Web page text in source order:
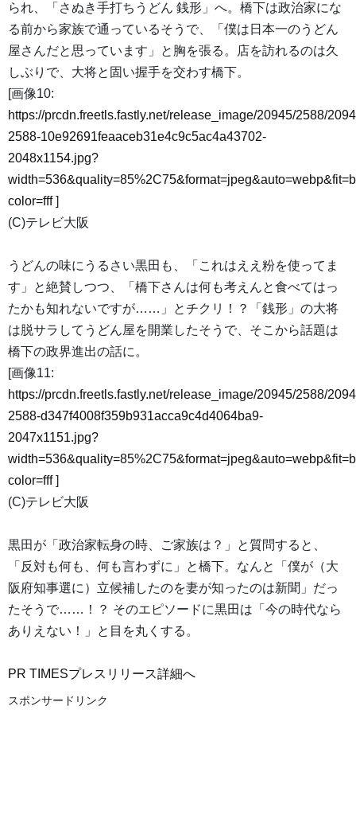
られ、「さぬき手打ちうどん 銭形」へ。橋下は政治家にな
る前から家族で通っているそうで、「僕は日本一のうどん
屋さんだと思っています」と胸を張る。店を訪れるのは久
しぶりで、大将と固い握手を交わす橋下。
[画像10:
https://prcdn.freetls.fastly.net/release_image/20945/2588/
2588-10e92691feaaceb31e4c9c5ac4a43702-
2048x1154.jpg?
color=fff]
(C)テレビ大阪
うどんの味にうるさい黒田も、「これはええ粉を使ってま
す」と絶賛しつつ、「橋下さんは何も考えんと食べてはっ
たかも知れないですが……」とチクリ！？「銭形」の大将
は脱サラしてうどん屋を開業したそうで、そこから話題は
橋下の政界進出の話に。
[画像11:
https://prcdn.freetls.fastly.net/release_image/20945/2588/
2588-d347f4008f359b931acca9c4d4064ba9-
2047x1151.jpg?
color=fff]
(C)テレビ大阪
黒田が「政治家転身の時、ご家族は？」と質問すると、
「反対も何も、何も言わずに」と橋下。なんと「僕が（大
阪府知事選に）立候補したのを妻が知ったのは新聞」だっ
たそうで……！？ そのエピソードに黒田は「今の時代なら
ありえない！」と目を丸くする。
PR TIMESプレスリリース詳細へ
スポンサードリンク